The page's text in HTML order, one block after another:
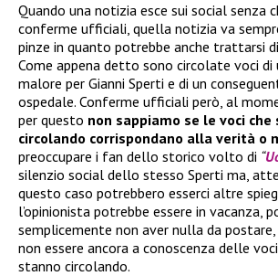
Quando una notizia esce sui social senza
conferme ufficiali, quella notizia va
pinze in quanto potrebbe anche trattarsi
Come appena detto sono circolate voci di
malore per Gianni Sperti e di un
ospedale. Conferme ufficiali però, al
per questo non sappiamo se le voci che
circolando corrispondano alla verità o
preoccupare i fan dello storico volto di “
silenzio social dello stesso Sperti ma,
questo caso potrebbero esserci altre
l’opinionista potrebbe essere in vacanza,
semplicemente non aver nulla da
non essere ancora a conoscenza delle
stanno circolando.